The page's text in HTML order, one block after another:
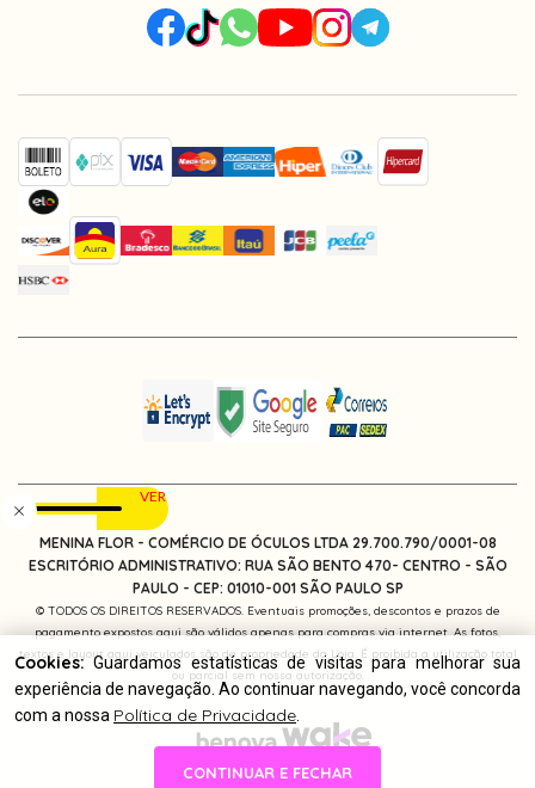
MENINA FLOR - COMÉRCIO DE ÓCULOS LTDA 29.700.790/0001-08
ESCRITÓRIO ADMINISTRATIVO: RUA SÃO BENTO 470- CENTRO - SÃO
PAULO - CEP: 01010-001SÃO PAULO SP
© TODOS OS DIREITOS RESERVADOS. Eventuais promoções, descontos e prazos de
pagamento expostos aqui são válidos apenas para compras via internet. As fotos,
textos e layout aqui veiculados são de propriedade da Loja. É proibida a utilização total
ou parcial sem nossa autorização.
Cookies:Guardamos estatísticas de visitas para melhorar sua
experiência de navegação. Ao continuar navegando, você concorda
com a nossa Política de Privacidade
CONTINUAR E FECHAR